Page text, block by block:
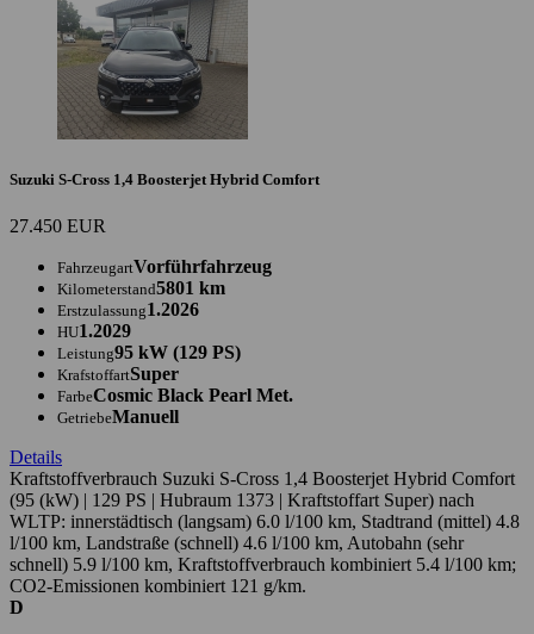
Suzuki S-Cross 1,4 Boosterjet Hybrid Comfort
27.450 EUR
FahrzeugartVorführfahrzeug
Kilometerstand5801 km
Erstzulassung1.2026
HU1.2029
Leistung95 kW (129 PS)
KrafstoffartSuper
FarbeCosmic Black Pearl Met.
GetriebeManuell
Details
Kraftstoffverbrauch Suzuki S-Cross 1,4 Boosterjet Hybrid Comfort
(95 (kW) | 129 PS | Hubraum 1373 | Kraftstoffart Super) nach
WLTP: innerstädtisch (langsam) 6.0 l/100 km, Stadtrand (mittel) 4.8
l/100 km, Landstraße (schnell) 4.6 l/100 km, Autobahn (sehr
schnell) 5.9 l/100 km, Kraftstoffverbrauch kombiniert 5.4 l/100 km;
CO2-Emissionen kombiniert 121 g/km.
D